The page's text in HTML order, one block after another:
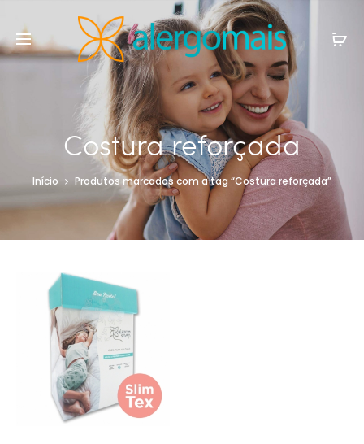
Costura reforçada
Início Produtos marcados com a tag “Costura reforçada”